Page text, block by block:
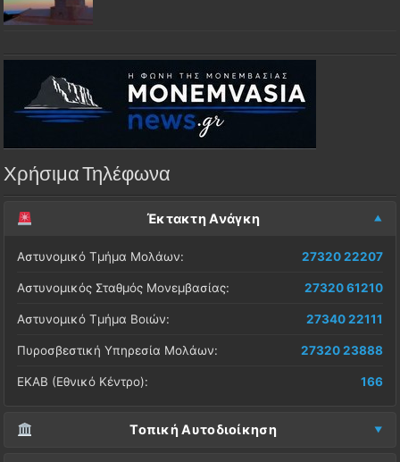
Χρήσιμα Τηλέφωνα
Έκτακτη Ανάγκη
Αστυνομικό Τμήμα Μολάων: 27320 22207
Αστυνομικός Σταθμός Μονεμβασίας: 27320 61210
Αστυνομικό Τμήμα Βοιών: 27340 22111
Πυροσβεστική Υπηρεσία Μολάων: 27320 23888
ΕΚΑΒ (Εθνικό Κέντρο): 166
Τοπική Αυτοδιοίκηση